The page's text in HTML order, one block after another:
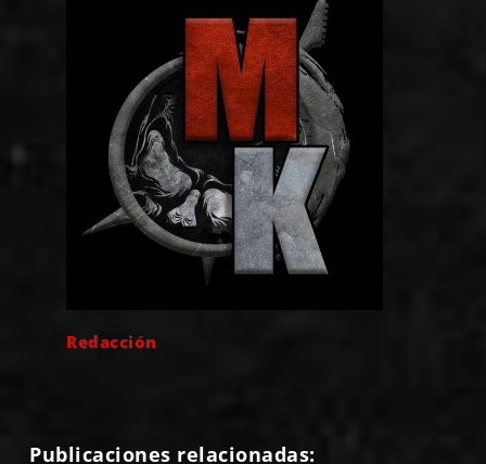
Redacción
Publicaciones relacionadas: